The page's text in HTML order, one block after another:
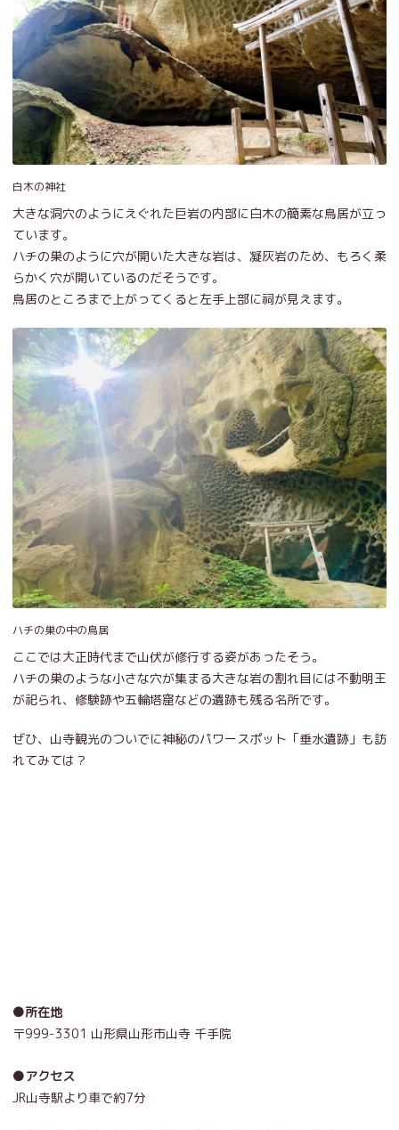
白木の神社
大きな洞穴のようにえぐれた巨岩の内部に白木の簡素な鳥居が立っ
ています。
ハチの巣のように穴が開いた大きな岩は、凝灰岩のため、もろく柔
らかく穴が開いているのだそうです。
鳥居のところまで上がってくると左手上部に祠が見えます。
ハチの巣の中の鳥居
ここでは大正時代まで山伏が修行する姿があったそう。
ハチの巣のような小さな穴が集まる大きな岩の割れ目には不動明王
が祀られ、修験跡や五輪塔窟などの遺跡も残る名所です。
ぜひ、山寺観光のついでに神秘のパワースポット「垂水遺跡」も訪
れてみては？
●所在地
〒999-3301 山形県山形市山寺 千手院
●アクセス
JR山寺駅より車で約7分